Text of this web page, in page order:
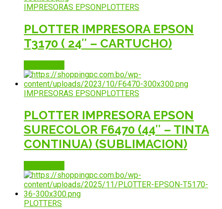
IMPRESORAS EPSON PLOTTERS
PLOTTER IMPRESORA EPSON
T3170 ( 24″ – CARTUCHO)
IMPRESORAS EPSON PLOTTERS
PLOTTER IMPRESORA EPSON
SURECOLOR F6470 (44″ – TINTA
CONTINUA) (SUBLIMACION)
PLOTTERS